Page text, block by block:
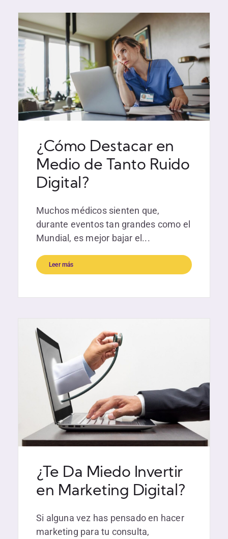
¿Cómo Destacar en
Medio de Tanto Ruido
Digital?
Muchos médicos sienten que,
durante eventos tan grandes como el
Mundial, es mejor bajar el...
Leer más
¿Te Da Miedo Invertir
en Marketing Digital?
Si alguna vez has pensado en hacer
marketing para tu consulta,